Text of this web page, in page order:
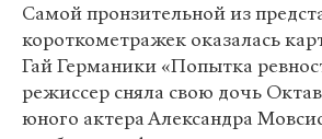
Самой пронзительной из
короткометражек оказалась
Гай Германики «Попытка
режиссер сняла свою дочь
юного актера Александра